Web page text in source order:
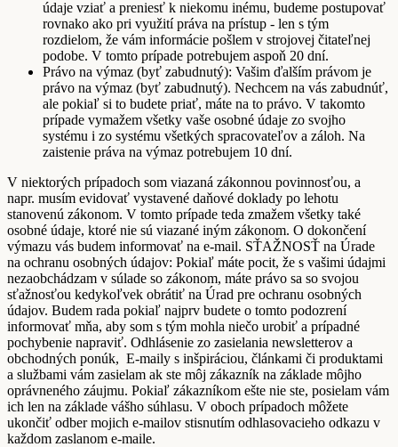
údaje vziať a preniesť k niekomu inému, budeme postupovať
rovnako ako pri využití práva na prístup - len s tým
rozdielom, že vám informácie pošlem v strojovej čitateľnej
podobe. V tomto prípade potrebujem aspoň 20 dní.
Právo na výmaz (byť zabudnutý): Vašim ďalším právom je
právo na výmaz (byť zabudnutý). Nechcem na vás zabudnúť,
ale pokiaľ si to budete priať, máte na to právo. V takomto
prípade vymažem všetky vaše osobné údaje zo svojho
systému i zo systému všetkých spracovateľov a záloh. Na
zaistenie práva na výmaz potrebujem 10 dní.
V niektorých prípadoch som viazaná zákonnou povinnosťou, a
napr. musím evidovať vystavené daňové doklady po lehotu
stanovenú zákonom. V tomto prípade teda zmažem všetky také
osobné údaje, ktoré nie sú viazané iným zákonom. O dokončení
výmazu vás budem informovať na e-mail. SŤAŽNOSŤ na Úrade
na ochranu osobných údajov: Pokiaľ máte pocit, že s vašimi údajmi
nezaobchádzam v súlade so zákonom, máte právo sa so svojou
sťažnosťou kedykoľvek obrátiť na Úrad pre ochranu osobných
údajov. Budem rada pokiaľ najprv budete o tomto podozrení
informovať mňa, aby som s tým mohla niečo urobiť a prípadné
pochybenie napraviť. Odhlásenie zo zasielania newsletterov a
obchodných ponúk, E-maily s inšpiráciou, článkami či produktami
a službami vám zasielam ak ste môj zákazník na základe môjho
oprávneného záujmu. Pokiaľ zákazníkom ešte nie ste, posielam vám
ich len na základe vášho súhlasu. V oboch prípadoch môžete
ukončiť odber mojich e-mailov stisnutím odhlasovacieho odkazu v
každom zaslanom e-maile.